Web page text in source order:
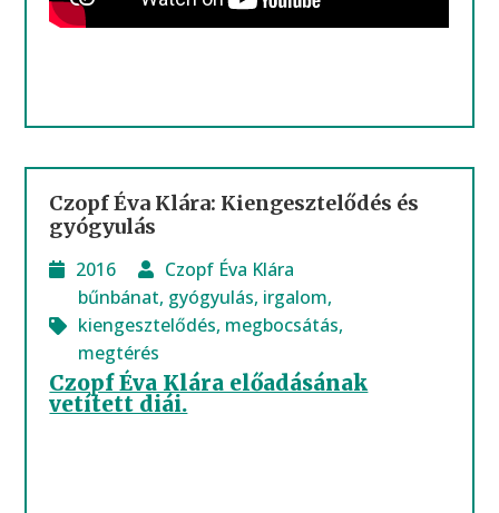
Czopf Éva Klára: Kiengesztelődés és
gyógyulás
2016
Czopf Éva Klára
bűnbánat, gyógyulás, irgalom,
kiengesztelődés, megbocsátás,
megtérés
Czopf Éva Klára előadásának
vetített diái.